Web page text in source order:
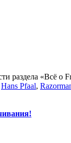
раздела «Всё о
Hans Pfaal,